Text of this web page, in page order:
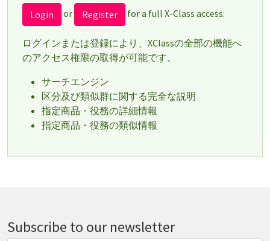
Login or Register for a full X-Class access:
ログインまたは登録により、XClassの全部の機能へ
のアクセス権限の取得が可能です。
サーチエンジン
区分及び類似群に関する完全な説明
指定商品・役務の詳細情報
指定商品・役務の類似情報
Subscribe to our newsletter